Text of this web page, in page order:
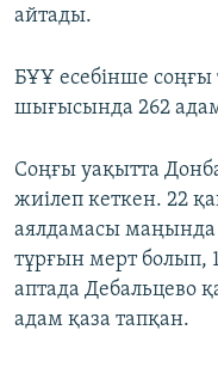
айтады.
БҰҰ есебінше
шығысында 262
Соңғы уақытта
жиілеп кеткен. 22
аялдамасы маңында
тұрғын мерт болып,
аптада Дебальцево
адам қаза тапқан.